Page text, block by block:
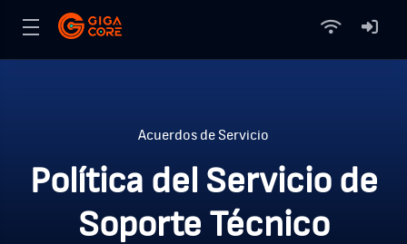
Acuerdos de Servicio
Política del Servicio de
Soporte Técnico